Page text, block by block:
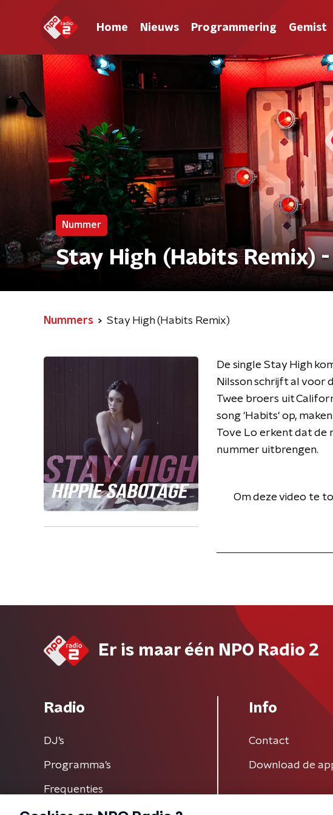
Home Nieuws Programmering Gemist
Nummer
Stay High (Habits Remix) -
Nummers Stay High (Habits Remix)
De single Stay High
Nilsson schrijft al voor
Twee broers uit
song 'Habits' op,
Tove Lo erkent dat de
nummer uitbrengen.
Om deze video te
Er is maar één NPO Radio 2
Radio
DJ’s
Programma's
Frequenties
Info
Contact
Download de